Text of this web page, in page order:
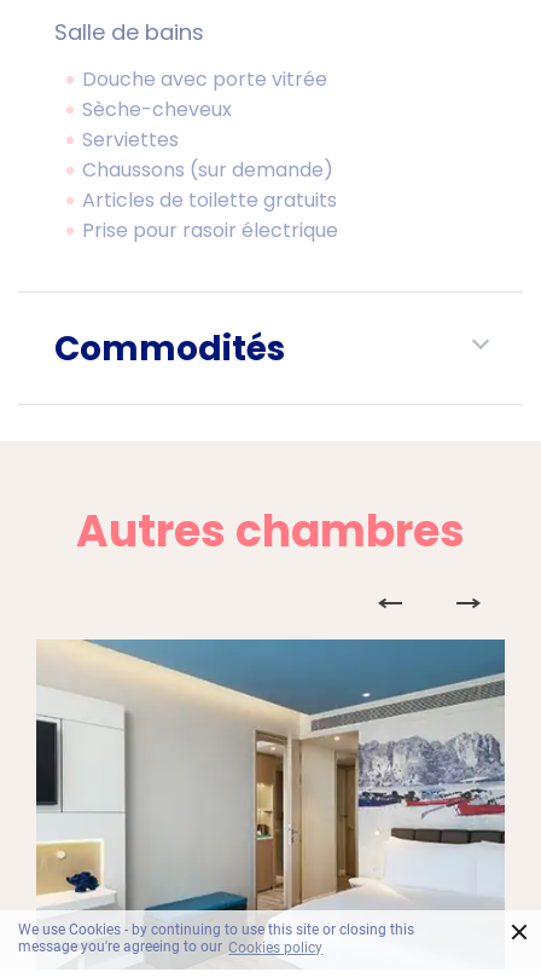
We use Cookies - by continuing to use this site or closing this
message you're agreeing to our Cookies policy ×
Salle de bains
Douche avec porte vitrée
Sèche-cheveux
Serviettes
Chaussons (sur demande)
Articles de toilette gratuits
Prise pour rasoir électrique
Commodités
Autres chambres